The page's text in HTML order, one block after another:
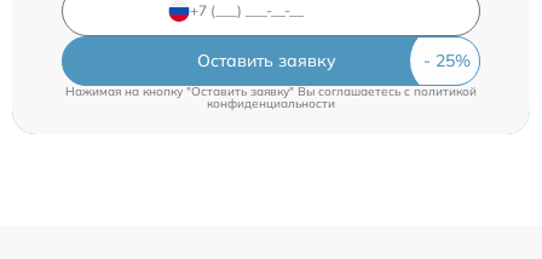
Оставить заявку
Нажимая на кнопку "Оставить заявку" Вы соглашаетесь cполитикой
конфиденциальности